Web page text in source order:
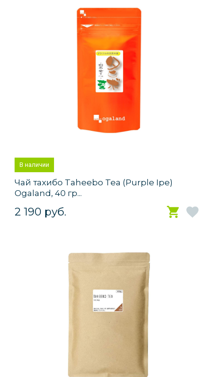
В наличии
Чай тахибо Taheebo Tea (Purple Ipe)
Ogaland, 40 гр...
2 190 руб.